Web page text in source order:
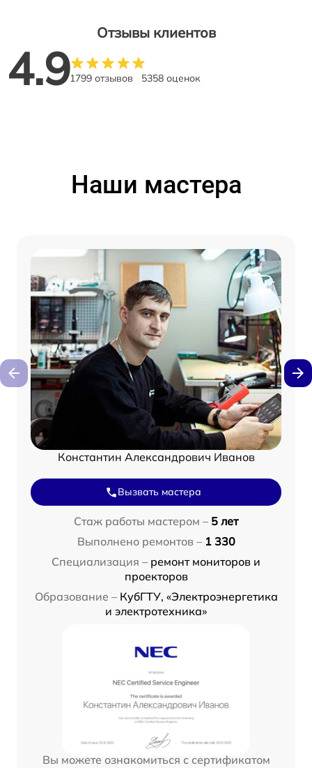
Отзывы клиентов
4.91799 отзывов 5358 оценок
Наши мастера
Константин Александрович Иванов
Вызвать мастера
Стаж работы мастером – 5 лет
Выполнено ремонтов – 1 330
Специализация – ремонт мониторов и
проекторов
Образование – КубГТУ, «Электроэнергетика
и электротехника»
Вы можете ознакомиться с сертификатом